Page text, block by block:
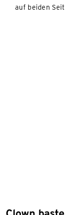
auf beiden